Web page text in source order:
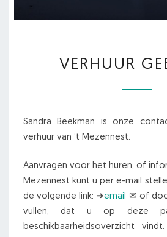
VERHUUR
Sandra Beekman is onze
verhuur van ’t Mezennest.
Aanvragen voor het huren, of
Mezennest kunt u per e-mail
de volgende link: ➜email ✉ of
vullen, dat u op deze
beschikbaarheidsoverzicht